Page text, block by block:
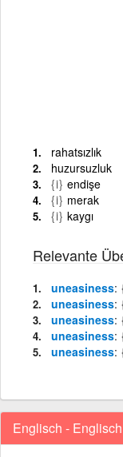
rahatsızlık
huzursuzluk
{i} endişe
{i} merak
{i} kaygı
Relevante
uneasiness
uneasiness
uneasiness
uneasiness
uneasiness
Englisch - Englisch